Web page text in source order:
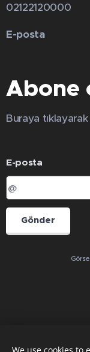
02122120000
E-posta
Abone
Buraya
E-posta
Gönder